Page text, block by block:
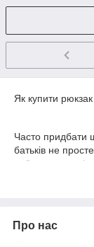
Як купити
Часто придбати
батьків не
вибором
моменти, щоб
Про нас